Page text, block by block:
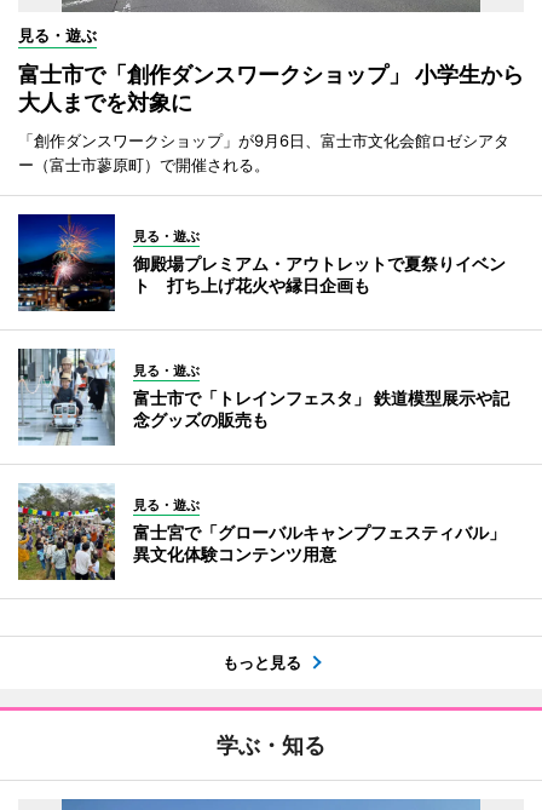
見る・遊ぶ
富士市で「創作ダンスワークショップ」 小学生から
大人までを対象に
「創作ダンスワークショップ」が9月6日、富士市文化会館ロゼシアタ
ー（富士市蓼原町）で開催される。
見る・遊ぶ
御殿場プレミアム・アウトレットで夏祭りイベン
ト 打ち上げ花火や縁日企画も
見る・遊ぶ
富士市で「トレインフェスタ」 鉄道模型展示や記
念グッズの販売も
見る・遊ぶ
富士宮で「グローバルキャンプフェスティバル」
異文化体験コンテンツ用意
もっと見る
学ぶ・知る